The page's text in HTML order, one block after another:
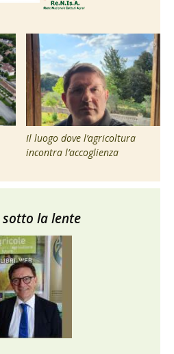
Il luogo dove l’agricoltura
incontra l’accoglienza
sotto la lente